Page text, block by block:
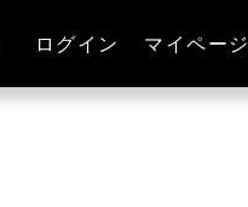
ログイン マイページ